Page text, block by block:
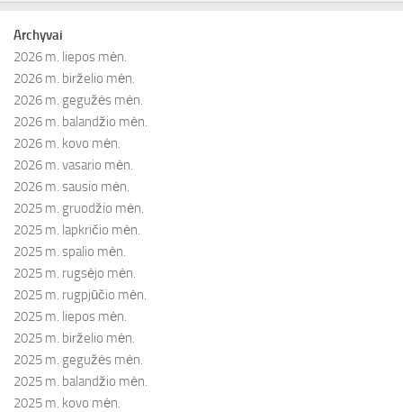
Archyvai
2026 m. liepos mėn.
2026 m. birželio mėn.
2026 m. gegužės mėn.
2026 m. balandžio mėn.
2026 m. kovo mėn.
2026 m. vasario mėn.
2026 m. sausio mėn.
2025 m. gruodžio mėn.
2025 m. lapkričio mėn.
2025 m. spalio mėn.
2025 m. rugsėjo mėn.
2025 m. rugpjūčio mėn.
2025 m. liepos mėn.
2025 m. birželio mėn.
2025 m. gegužės mėn.
2025 m. balandžio mėn.
2025 m. kovo mėn.